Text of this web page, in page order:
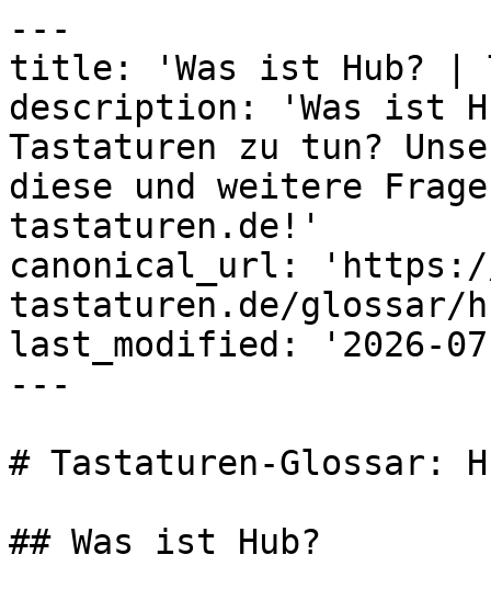
---
title: 'Was ist Hub? |
description: 'Was ist
Tastaturen zu tun?
diese und weitere
tastaturen.de!'
canonical_url: 'https://
tastaturen.de/glossar/
last_modified: '2026-
---
# Tastaturen-Glossar:
## Was ist Hub?